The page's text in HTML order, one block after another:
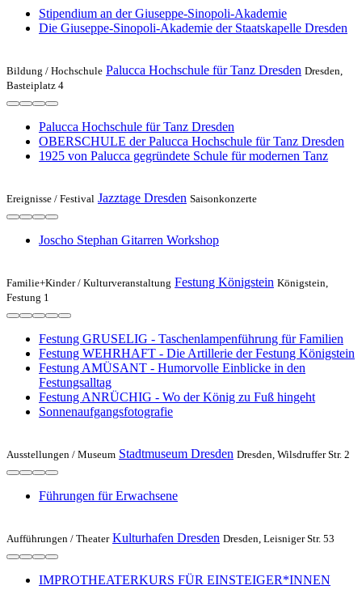
Stipendium an der Giuseppe-Sinopoli-Akademie
Die Giuseppe-Sinopoli-Akademie der Staatskapelle Dresden
Bildung / Hochschule Palucca Hochschule für Tanz Dresden Dresden,
Basteiplatz 4
Palucca Hochschule für Tanz Dresden
OBERSCHULE der Palucca Hochschule für Tanz Dresden
1925 von Palucca gegründete Schule für modernen Tanz
Ereignisse / Festival Jazztage Dresden Saisonkonzerte
Joscho Stephan Gitarren Workshop
Familie+Kinder / Kulturveranstaltung Festung Königstein Königstein,
Festung 1
Festung GRUSELIG - Taschenlampenführung für Familien
Festung WEHRHAFT - Die Artillerie der Festung Königstein
Festung AMÜSANT - Humorvolle Einblicke in den
Festungsalltag
Festung ANRÜCHIG - Wo der König zu Fuß hingeht
Sonnenaufgangsfotografie
Ausstellungen / Museum Stadtmuseum Dresden Dresden, Wilsdruffer Str. 2
Führungen für Erwachsene
Aufführungen / Theater Kulturhafen Dresden Dresden, Leisniger Str. 53
IMPROTHEATERKURS FÜR EINSTEIGER*INNEN